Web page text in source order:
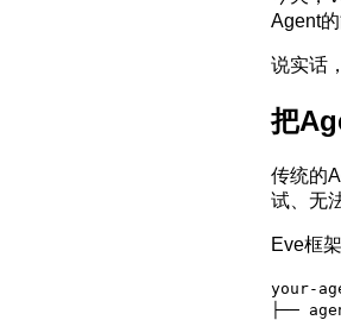
Agent
说实话
把
传统的
试、无
Eve框
your-
├──